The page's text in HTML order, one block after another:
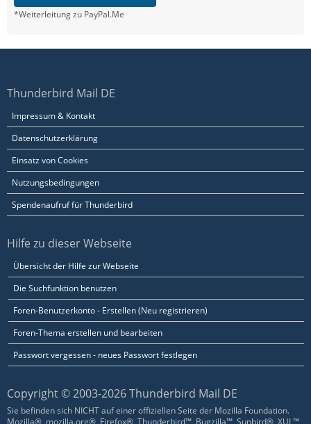
*Weiterleitung zu PayPal.Me
Thunderbird Mail DE
Impressum & Kontakt
Datenschutzerklärung
Einsatz von Cookies
Nutzungsbedingungen
Spendenaufruf für Thunderbird
Hilfe zu dieser Webseite
Übersicht der Hilfe zur Webseite
Die Suchfunktion benutzen
Foren-Benutzerkonto - Erstellen (Neu registrieren)
Foren-Thema erstellen und bearbeiten
Passwort vergessen - neues Passwort festlegen
Copyright © 2003-2026 Thunderbird Mail DE
Sie befinden sich NICHT auf einer offiziellen Seite der Mozilla Foundation.